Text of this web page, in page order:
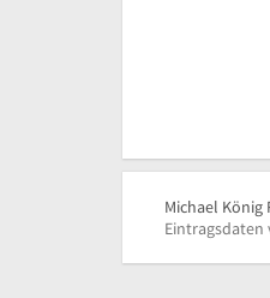
Michael
Eintragsdaten